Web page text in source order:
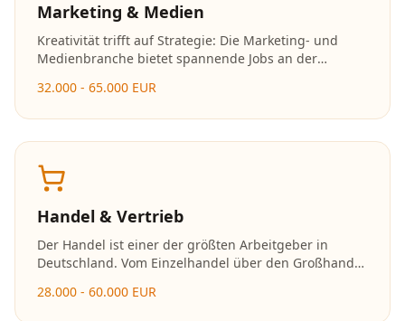
Marketing & Medien
Kreativität trifft auf Strategie: Die Marketing- und
Medienbranche bietet spannende Jobs an der
Technologie. Social Media, Content Creation und
32.000 - 65.000 EUR
Handel & Vertrieb
Der Handel ist einer der größten Arbeitgeber in
Deutschland. Vom Einzelhandel über den Großhandel
Karrieremöglichkeiten mit schnellen
28.000 - 60.000 EUR